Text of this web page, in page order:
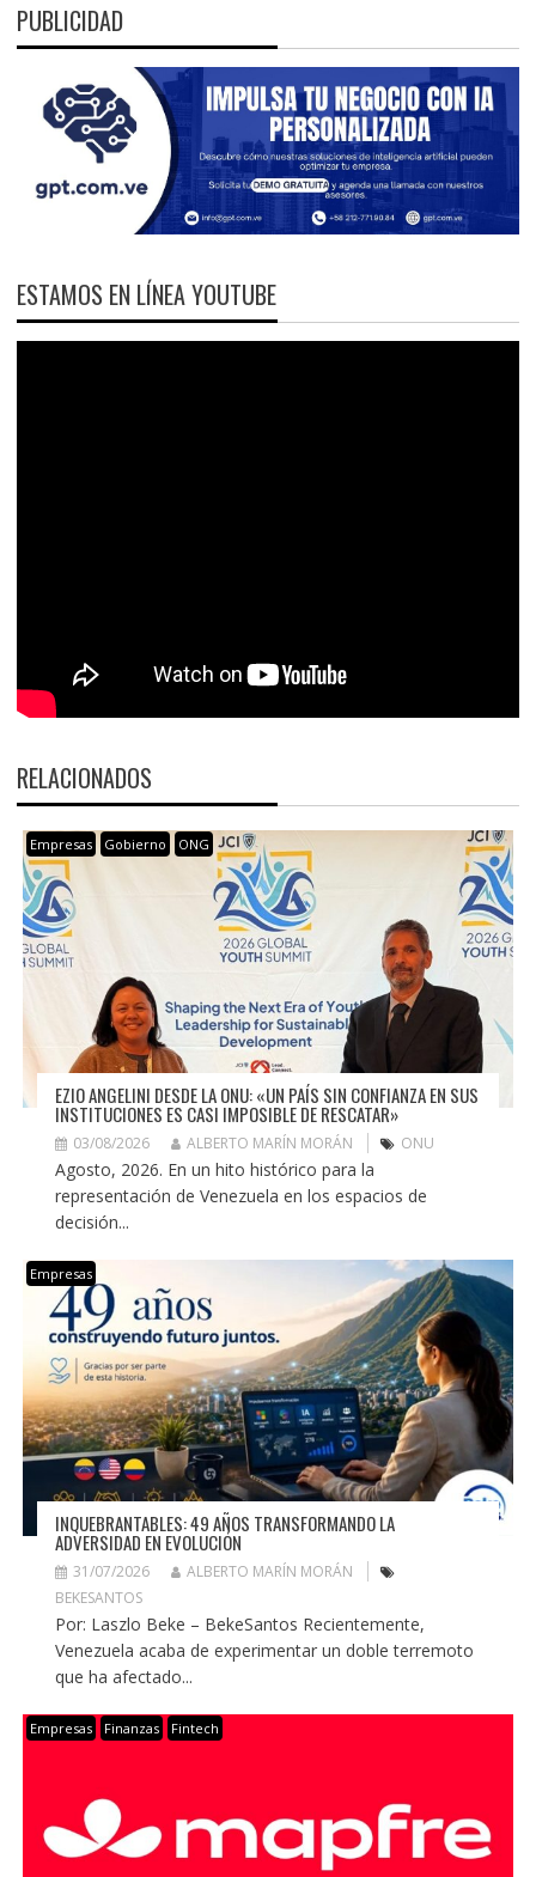
PUBLICIDAD
ESTAMOS EN LÍNEA YOUTUBE
RELACIONADOS
Empresas Gobierno ONG
EZIO ANGELINI DESDE LA ONU: «UN PAÍS SIN CONFIANZA EN SUS
INSTITUCIONES ES CASI IMPOSIBLE DE RESCATAR»
03/08/2026 ALBERTO MARÍN MORÁN ONU
Agosto, 2026. En un hito histórico para la
representación de Venezuela en los espacios de
decisión...
Empresas
INQUEBRANTABLES: 49 AÑOS TRANSFORMANDO LA
ADVERSIDAD EN EVOLUCIÓN
31/07/2026
ALBERTO MARÍN MORÁN
BEKESANTOS
Por: Laszlo Beke – BekeSantos Recientemente,
Venezuela acaba de experimentar un doble terremoto
que ha afectado...
Empresas Finanzas Fintech